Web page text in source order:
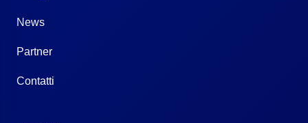
News
Partner
Contatti